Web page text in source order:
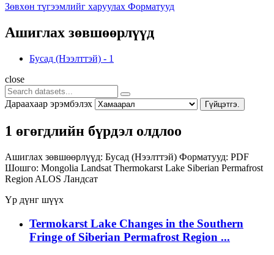
Зөвхөн түгээмлийг харуулах Форматууд
Ашиглах зөвшөөрлүүд
Бусад (Нээлттэй) - 1
close
Дараахаар эрэмбэлэх Гүйцэтгэ.
1 өгөгдлийн бүрдэл олдлоо
Ашиглах зөвшөөрлүүд: Бусад (Нээлттэй) Форматууд: PDF
Шошго: Mongolia Landsat Thermokarst Lake Siberian Permafrost
Region ALOS Ландсат
Үр дүнг шүүх
Termokarst Lake Changes in the Southern
Fringe of Siberian Permafrost Region ...